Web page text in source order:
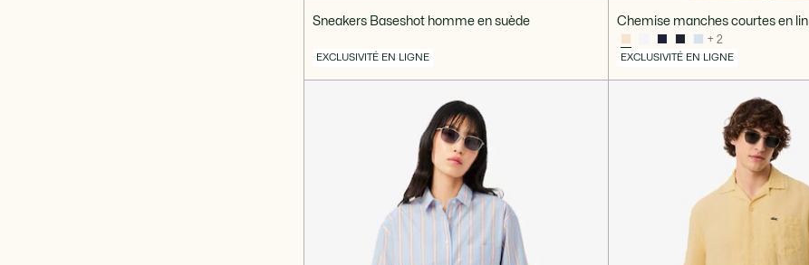
Sneakers Baseshot homme en suède
EXCLUSIVITÉ EN LIGNE
Chemise manches courtes en lin
+ 2
EXCLUSIVITÉ EN LIGNE